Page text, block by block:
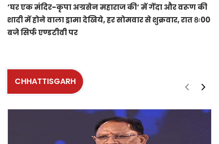
‘घर एक मंदिर-कृपा अग्रसेन महाराज की‘ में गेंदा और वरूण की
शादी में होने वाला ड्रामा देखिये, हर सोमवार से शुक्रवार, रात 8ः00
बजे सिर्फ एण्डटीवी पर
CHHATTISGARH